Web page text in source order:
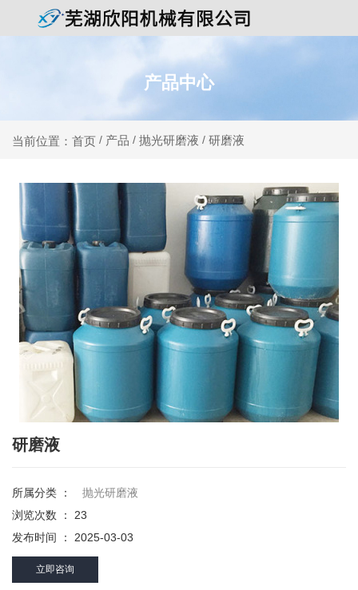
产品中心
当前位置：首页 / 产品 / 抛光研磨液 / 研磨液
研磨液
所属分类 ：
抛光研磨液
浏览次数 ： 23
发布时间 ： 2025-03-03
立即咨询